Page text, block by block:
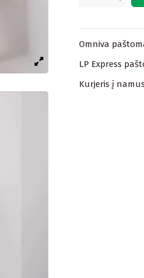
Omniva
LP Express
Kurjeris į